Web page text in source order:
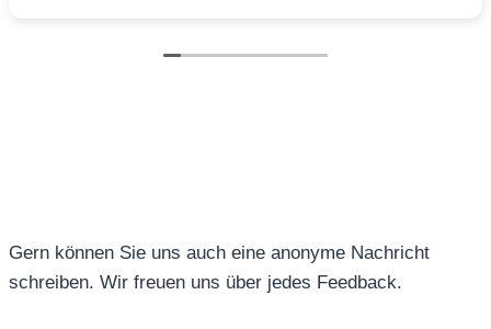
Gern können Sie uns auch eine anonyme Nachricht
schreiben. Wir freuen uns über jedes Feedback.